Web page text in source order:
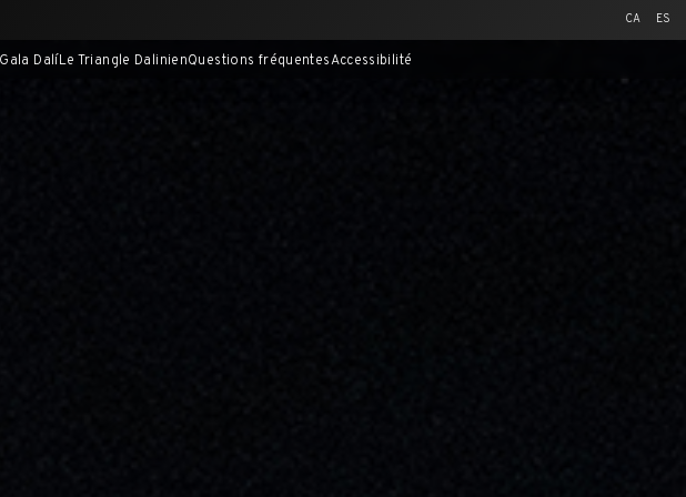
CA ES
DalíLe Triangle DalinienQuestions fréquentesAccessibilité